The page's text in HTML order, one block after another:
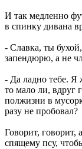
И так медленно
в спинку дивана
- Славка, ты
запендюрю, а не
- Да ладно тебе. Я
то мало ли, вдруг
полжизни в
разу не пробовал?
Говорит, говорит,
спящему псу,